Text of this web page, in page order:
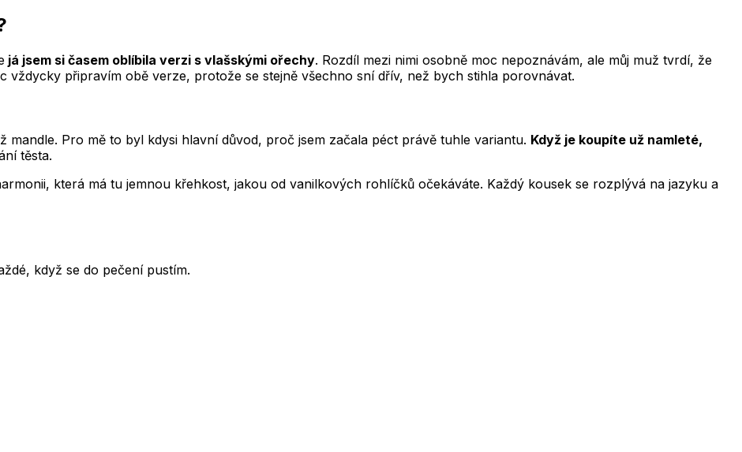
já jsem si časem oblíbila verzi s vlašskými ořechy. Rozdíl mezi nimi osobně moc nepoznávám, ale můj muž tvrdí, že
vždycky připravím obě verze, protože se stejně všechno sní dřív, než bych stihla porovnávat.
mandle. Pro mě to byl kdysi hlavní důvod, proč jsem začala péct právě tuhle variantu. Když je koupíte už namleté,
těsta.
která má tu jemnou křehkost, jakou od vanilkových rohlíčků očekáváte. Každý kousek se rozplývá na jazyku a
když se do pečení pustím.